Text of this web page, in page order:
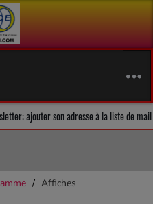
Newsletter: ajouter son
Affiches